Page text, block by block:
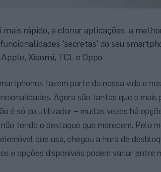
rápido, a clonar aplicações, a
'secretas' do seu
Xiaomi, TCL e Oppo
fazem parte da nossa vida e
Agora são tantas que o
é só do utilizador – muitas vezes há
tendo o destaque que merecem. Pelo
que usa, chegou a hora de
e opções disponíveis podem variar entre